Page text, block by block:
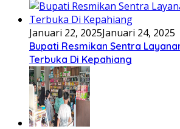
Januari 22, 2025Januari 24, 2025
Bupati Resmikan Sentra
Terbuka Di Kepahiang